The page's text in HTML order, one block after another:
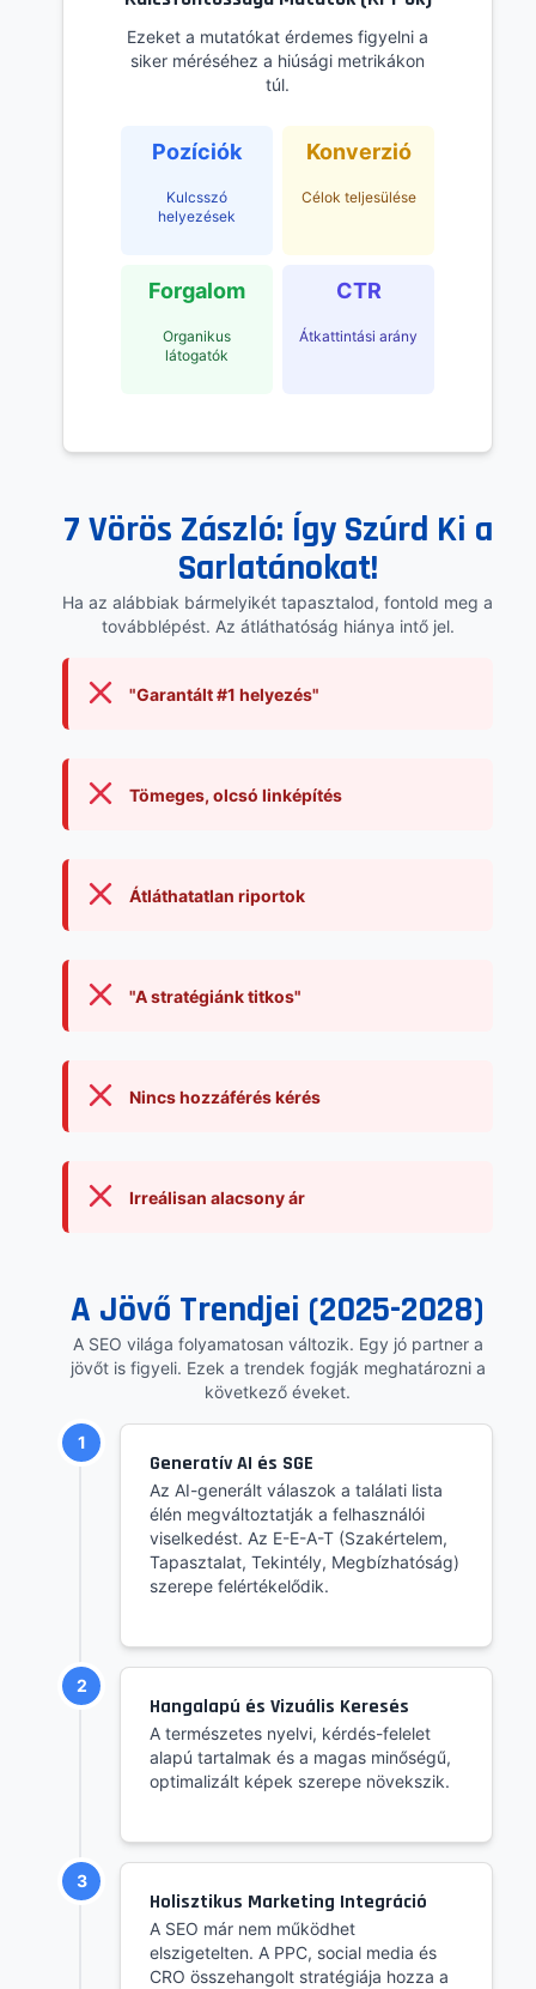
Ezeket a mutatókat érdemes figyelni a
siker méréséhez a hiúsági metrikákon
túl.
Pozíciók
Kulcsszó
helyezések
Konverzió
Célok teljesülése
Forgalom
Organikus
látogatók
CTR
Átkattintási arány
7 Vörös Zászló: Így Szúrd Ki a
Sarlatánokat!
Ha az alábbiak bármelyikét tapasztalod, fontold meg a
továbblépést. Az átláthatóság hiánya intő jel.
"Garantált #1 helyezés"
Tömeges, olcsó linképítés
Átláthatatlan riportok
"A stratégiánk titkos"
Nincs hozzáférés kérés
Irreálisan alacsony ár
A Jövő Trendjei (2025-2028)
A SEO világa folyamatosan változik. Egy jó partner a
jövőt is figyeli. Ezek a trendek fogják meghatározni a
következő éveket.
1
Generatív AI és SGE
Az AI-generált válaszok a találati lista
élén megváltoztatják a felhasználói
viselkedést. Az E-E-A-T (Szakértelem,
Tapasztalat, Tekintély, Megbízhatóság)
szerepe felértékelődik.
2
Hangalapú és Vizuális Keresés
A természetes nyelvi, kérdés-felelet
alapú tartalmak és a magas minőségű,
optimalizált képek szerepe növekszik.
3
Holisztikus Marketing Integráció
A SEO már nem működhet
elszigetelten. A PPC, social media és
CRO összehangolt stratégiája hozza a